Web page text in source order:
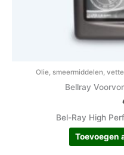
Olie, smeermiddelen,
Bellray
Bel-Ray High
Toevoegen